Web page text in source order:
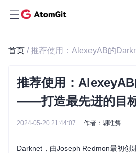
首页
推荐使用：
——打造最先进的目
2024-05-20 21:44:07 作者：胡唯隽
Darknet，由Joseph Redmon最初创